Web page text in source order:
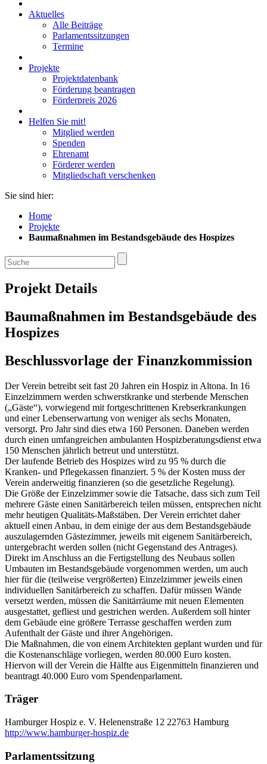
Aktuelles
Alle Beiträge
Parlamentssitzungen
Termine
Projekte
Projektdatenbank
Förderung beantragen
Förderpreis 2026
Helfen Sie mit!
Mitglied werden
Spenden
Ehrenamt
Förderer werden
Mitgliedschaft verschenken
Sie sind hier:
Home
Projekte
Baumaßnahmen im Bestandsgebäude des Hospizes
Projekt Details
Baumaßnahmen im Bestandsgebäude des
Hospizes
Beschlussvorlage der Finanzkommission
Der Verein betreibt seit fast 20 Jahren ein Hospiz in Altona. In 16
Einzelzimmern werden schwerstkranke und sterbende Menschen
(„Gäste“), vorwiegend mit fortgeschrittenen Krebserkrankungen
und einer Lebenserwartung von weniger als sechs Monaten,
versorgt. Pro Jahr sind dies etwa 160 Personen. Daneben werden
durch einen umfangreichen ambulanten Hospizberatungsdienst etwa
150 Menschen jährlich betreut und unterstützt.
Der laufende Betrieb des Hospizes wird zu 95 % durch die
Kranken- und Pflegekassen finanziert. 5 % der Kosten muss der
Verein anderweitig finanzieren (so die gesetzliche Regelung).
Die Größe der Einzelzimmer sowie die Tatsache, dass sich zum Teil
mehrere Gäste einen Sanitärbereich teilen müssen, entsprechen nicht
mehr heutigen Qualitäts-Maßstäben. Der Verein errichtet daher
aktuell einen Anbau, in dem einige der aus dem Bestandsgebäude
auszulagernden Gästezimmer, jeweils mit eigenem Sanitärbereich,
untergebracht werden sollen (nicht Gegenstand des Antrages).
Direkt im Anschluss an die Fertigstellung des Neubaus sollen
Umbauten im Bestandsgebäude vorgenommen werden, um auch
hier für die (teilweise vergrößerten) Einzelzimmer jeweils einen
individuellen Sanitärbereich zu schaffen. Dafür müssen Wände
versetzt werden, müssen die Sanitärräume mit neuen Elementen
ausgestattet, gefliest und gestrichen werden. Außerdem soll hinter
dem Gebäude eine größere Terrasse geschaffen werden zum
Aufenthalt der Gäste und ihrer Angehörigen.
Die Maßnahmen, die von einem Architekten geplant wurden und für
die Kostenanschläge vorliegen, werden 80.000 Euro kosten.
Hiervon will der Verein die Hälfte aus Eigenmitteln finanzieren und
beantragt 40.000 Euro vom Spendenparlament.
Träger
Hamburger Hospiz e. V. Helenenstraße 12 22763 Hamburg
http://www.hamburger-hospiz.de
Parlamentssitzung